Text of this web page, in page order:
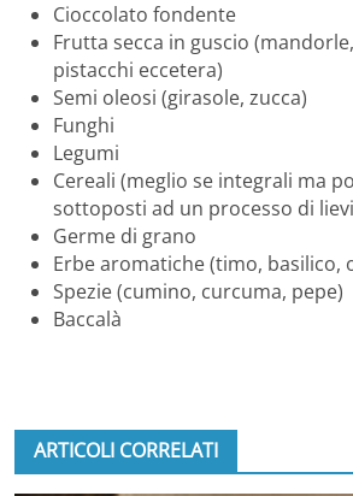
Cioccolato fondente
Frutta secca in guscio
pistacchi eccetera)
Semi oleosi (girasole, zucca)
Funghi
Legumi
Cereali (meglio se integrali ma
sottoposti ad un processo di
Germe di grano
Erbe aromatiche (timo, basilico,
Spezie (cumino, curcuma, pepe)
Baccalà
ARTICOLI CORRELATI